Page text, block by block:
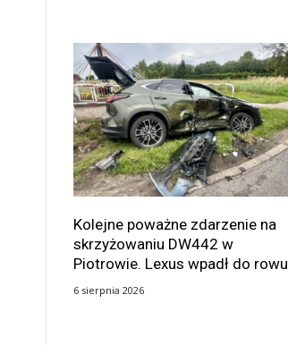
Kolejne poważne zdarzenie na
skrzyżowaniu DW442 w
Piotrowie. Lexus wpadł do rowu
6 sierpnia 2026